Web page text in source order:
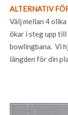
ALTERNATIV
Välj mellan 4
ökar i steg upp
bowlingbana. Vi
längden för din